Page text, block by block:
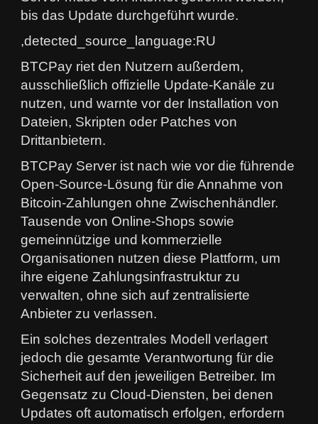
bis das Update durchgeführt wurde.
,detected_source_language:RU
BTCPay riet den Nutzern außerdem,
ausschließlich offizielle Update-Kanäle zu
nutzen, und warnte vor der Installation von
Dateien, Skripten oder Patches von
Drittanbietern.
BTCPay Server ist nach wie vor die führende
Open-Source-Lösung für die Annahme von
Bitcoin-Zahlungen ohne Zwischenhändler.
Tausende von Online-Shops sowie
gemeinnützige und kommerzielle
Organisationen nutzen diese Plattform, um
ihre eigene Zahlungsinfrastruktur zu
verwalten, ohne sich auf zentralisierte
Anbieter zu verlassen.
Ein solches dezentrales Modell verlagert
jedoch die gesamte Verantwortung für die
Sicherheit auf den jeweiligen Betreiber. Im
Gegensatz zu Cloud-Diensten, bei denen
Updates oft automatisch erfolgen, erfordern